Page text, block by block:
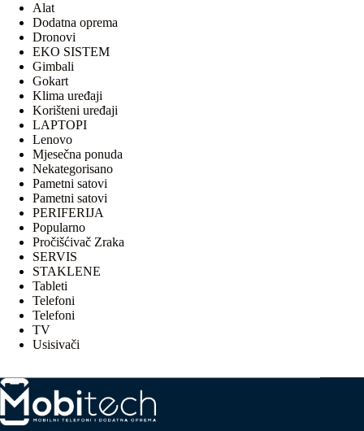
Alat
Dodatna oprema
Dronovi
EKO SISTEM
Gimbali
Gokart
Klima uređaji
Korišteni uređaji
LAPTOPI
Lenovo
Mjesečna ponuda
Nekategorisano
Pametni satovi
Pametni satovi
PERIFERIJA
Popularno
Pročišćivač Zraka
SERVIS
STAKLENE
Tableti
Telefoni
Telefoni
TV
Usisivači